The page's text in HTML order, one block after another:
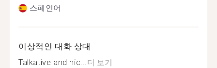
스페인어
이상적인 대화 상대
Talkative and nic...더 보기